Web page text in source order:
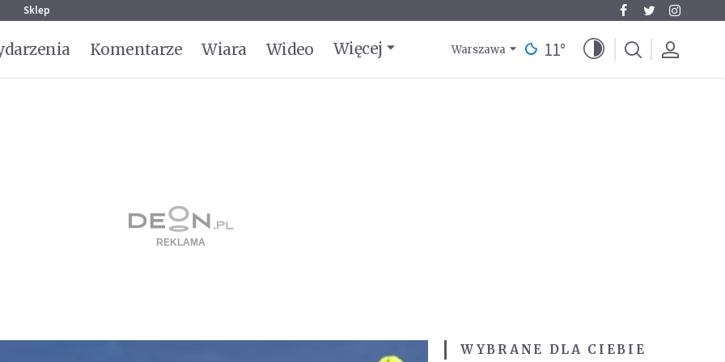
Sklep
Komentarze Wiara Wideo Więcej Warszawa 11°
WYBRANE DLA CIEBIE